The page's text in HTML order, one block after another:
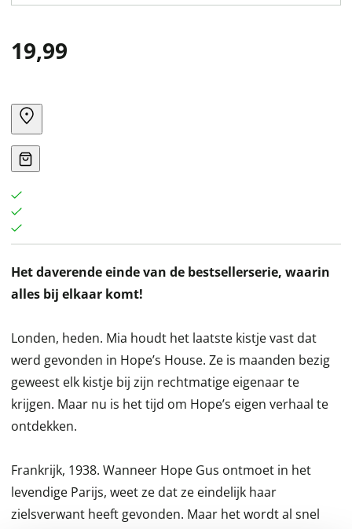
19,99
Het daverende einde van de bestsellerserie, waarin
alles bij elkaar komt!
Londen, heden. Mia houdt het laatste kistje vast dat
werd gevonden in Hope’s House. Ze is maanden bezig
geweest elk kistje bij zijn rechtmatige eigenaar te
krijgen. Maar nu is het tijd om Hope’s eigen verhaal te
ontdekken.
Frankrijk, 1938. Wanneer Hope Gus ontmoet in het
levendige Parijs, weet ze dat ze eindelijk haar
zielsverwant heeft gevonden. Maar het wordt al snel